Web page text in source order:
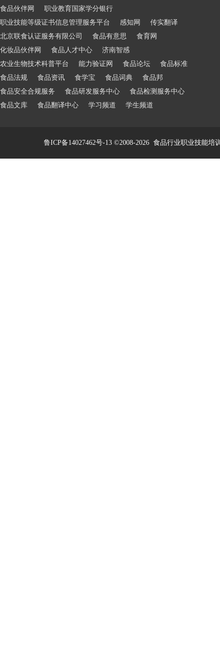
食品伙伴网
职业教育国家学分银行
职业技能等级证书信息管理服务平台
感知网
传实翻译
北京联食认证服务有限公司
食品有意思
食育网
化妆品伙伴网
食品人才中心
济南智感
农业生物技术科普平台
能力验证网 食品论坛
食品标准
食品法规
食品资讯 食学宝 食品词典
食品邦
食品安全合规服务
食品研发服务中心
食品检测服务中心
食品文库
食品翻译中心 学习频道 学生频道
鲁ICP备14027462号-13©2008-2026 食品行业职业技能培